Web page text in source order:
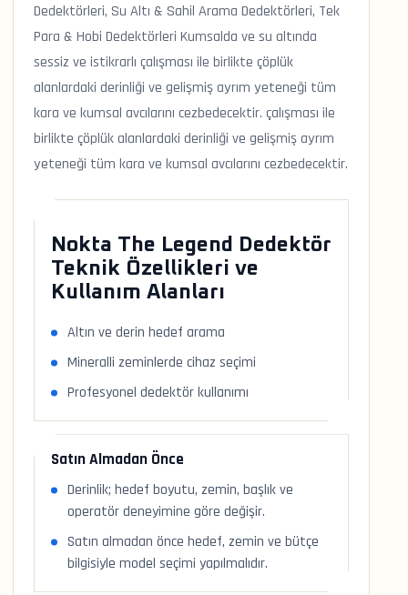
Dedektörleri, Su Altı & Sahil Arama Dedektörleri, Tek
Para & Hobi Dedektörleri Kumsalda ve su altında
sessiz ve istikrarlı çalışması ile birlikte çöplük
alanlardaki derinliği ve gelişmiş ayrım yeteneği tüm
kara ve kumsal avcılarını cezbedecektir. çalışması ile
birlikte çöplük alanlardaki derinliği ve gelişmiş ayrım
yeteneği tüm kara ve kumsal avcılarını cezbedecektir.
Nokta The Legend Dedektör
Teknik Özellikleri ve
Kullanım Alanları
Altın ve derin hedef arama
Mineralli zeminlerde cihaz seçimi
Profesyonel dedektör kullanımı
Satın Almadan Önce
Derinlik; hedef boyutu, zemin, başlık ve
operatör deneyimine göre değişir.
Satın almadan önce hedef, zemin ve bütçe
bilgisiyle model seçimi yapılmalıdır.